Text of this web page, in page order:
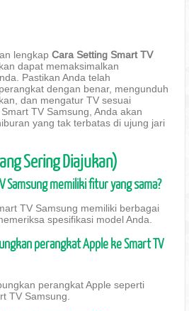
lengkap Cara Setting Smart TV
dapat memaksimalkan
Pastikan Anda telah
dengan benar, mengunduh
dan mengatur TV sesuai
TV Samsung, Anda akan
yang tak terbatas di ujung jari
Sering Diajukan)
Samsung memiliki fitur yang sama?
TV Samsung memiliki berbagai
spesifikasi model Anda.
perangkat Apple ke Smart TV
perangkat Apple seperti
TV Samsung.